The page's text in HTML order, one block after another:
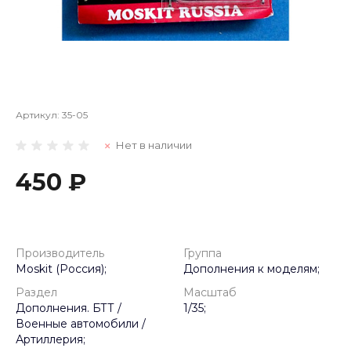
Артикул: 35-05
Нет в наличии
450 ₽
Производитель
Moskit (Россия);
Группа
Дополнения к моделям;
Раздел
Дополнения. БТТ /
Военные автомобили /
Артиллерия;
Масштаб
1/35;